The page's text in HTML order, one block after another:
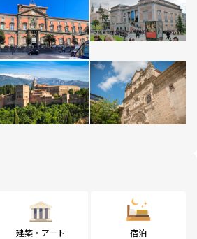
建築・アート 宿泊